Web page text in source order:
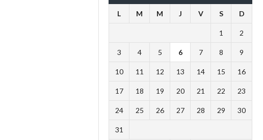
L M M J V S D
1 2
3 4 5 6 7 8 9
10 11 12 13 14 15 16
17 18 19 20 21 22 23
24 25 26 27 28 29 30
31